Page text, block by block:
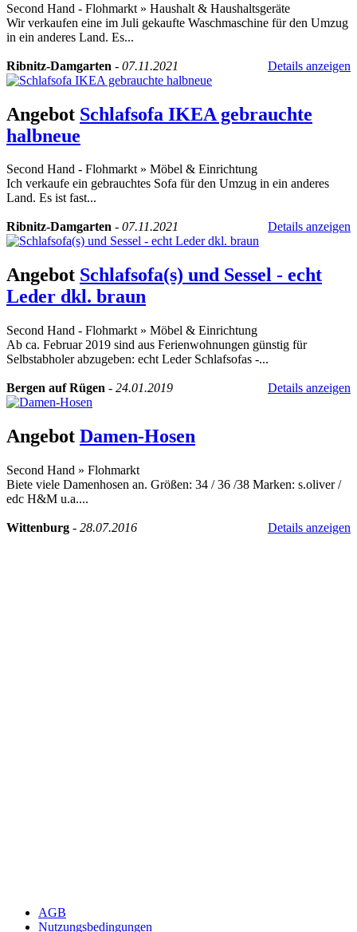
Second Hand - Flohmarkt » Haushalt & Haushaltsgeräte
Wir verkaufen eine im Juli gekaufte Waschmaschine für den Umzug
in ein anderes Land. Es...
Ribnitz-Damgarten - 07.11.2021 Details anzeigen
Angebot Schlafsofa IKEA gebrauchte
halbneue
Second Hand - Flohmarkt » Möbel & Einrichtung
Ich verkaufe ein gebrauchtes Sofa für den Umzug in ein anderes
Land. Es ist fast...
Ribnitz-Damgarten - 07.11.2021 Details anzeigen
Angebot Schlafsofa(s) und Sessel - echt
Leder dkl. braun
Second Hand - Flohmarkt » Möbel & Einrichtung
Ab ca. Februar 2019 sind aus Ferienwohnungen günstig für
Selbstabholer abzugeben: echt Leder Schlafsofas -...
Bergen auf Rügen - 24.01.2019 Details anzeigen
Angebot Damen-Hosen
Second Hand » Flohmarkt
Biete viele Damenhosen an. Größen: 34 / 36 /38 Marken: s.oliver /
edc H&M u.a....
Wittenburg - 28.07.2016 Details anzeigen
AGB
Nutzungsbedingungen